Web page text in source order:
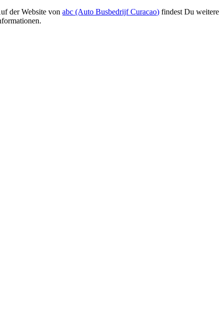
der Website vonabc (Auto Busbedrijf Curacao) findest Du weitere